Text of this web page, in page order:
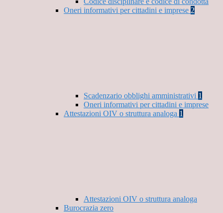
Oneri informativi per cittadini e imprese 2
Scadenzario obblighi amministrativi 1
Oneri informativi per cittadini e imprese
Attestazioni OIV o struttura analoga 1
Attestazioni OIV o struttura analoga
Burocrazia zero